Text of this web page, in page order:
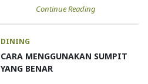
Continue Reading
DINING
CARA MENGGUNAKAN SUMPIT
YANG BENAR